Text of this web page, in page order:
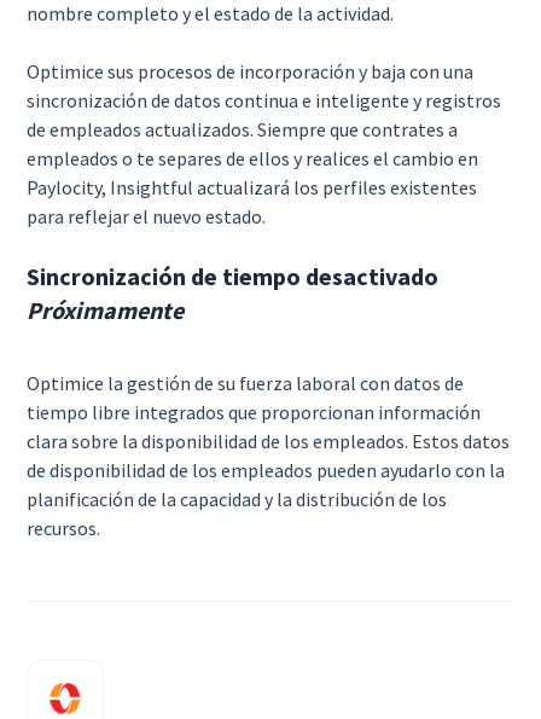
nombre completo y el estado de la actividad.
Optimice sus procesos de incorporación y baja con una
sincronización de datos continua e inteligente y registros
de empleados actualizados. Siempre que contrates a
empleados o te separes de ellos y realices el cambio en
Paylocity, Insightful actualizará los perfiles existentes
para reflejar el nuevo estado.
Sincronización de tiempo desactivado
Próximamente
Optimice la gestión de su fuerza laboral con datos de
tiempo libre integrados que proporcionan información
clara sobre la disponibilidad de los empleados. Estos datos
de disponibilidad de los empleados pueden ayudarlo con la
planificación de la capacidad y la distribución de los
recursos.